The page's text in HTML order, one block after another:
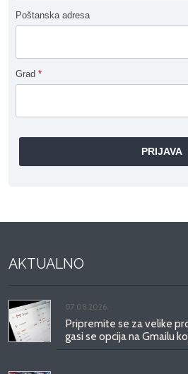
Poštanska adresa
Grad *
AKTUALNO
07.08.2026.
Pripremite se za velike
gasi se opcija na Gmailu